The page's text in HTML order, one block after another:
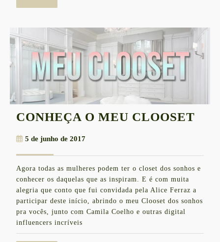
CONHEÇA O MEU CLOOSET
5 de junho de 20175
de
2017
Agora todas as mulheres podem ter o closet dos sonhos e
conhecer os daquelas que as inspiram. E é com muita
alegria que conto que fui convidada pela Alice Ferraz a
participar deste início, abrindo o meu Clooset dos sonhos
pra vocês, junto com Camila Coelho e outras digital
influencers incríveis